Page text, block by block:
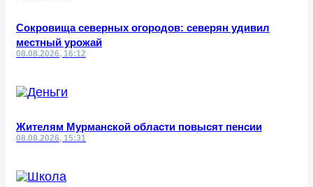
Сокровища северных огородов: северян удивил
местный урожай
08.08.2026, 16:12
Жителям Мурманской области повысят пенсии
08.08.2026, 15:31